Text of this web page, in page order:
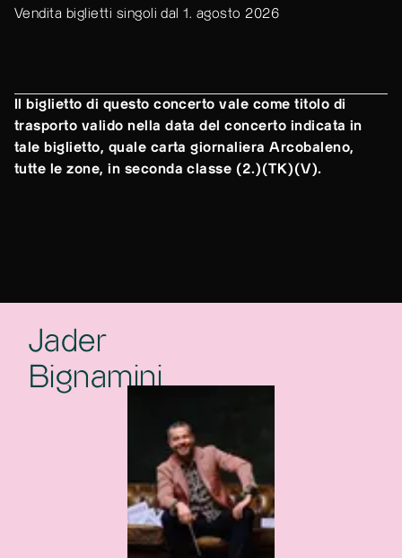
Vendita biglietti singoli dal 1. agosto 2026
Il biglietto di questo concerto vale come titolo di
trasporto valido nella data del concerto indicata in
tale biglietto, quale carta giornaliera Arcobaleno,
tutte le zone, in seconda classe (2.)(TK)(V).
Jader
Bignamini